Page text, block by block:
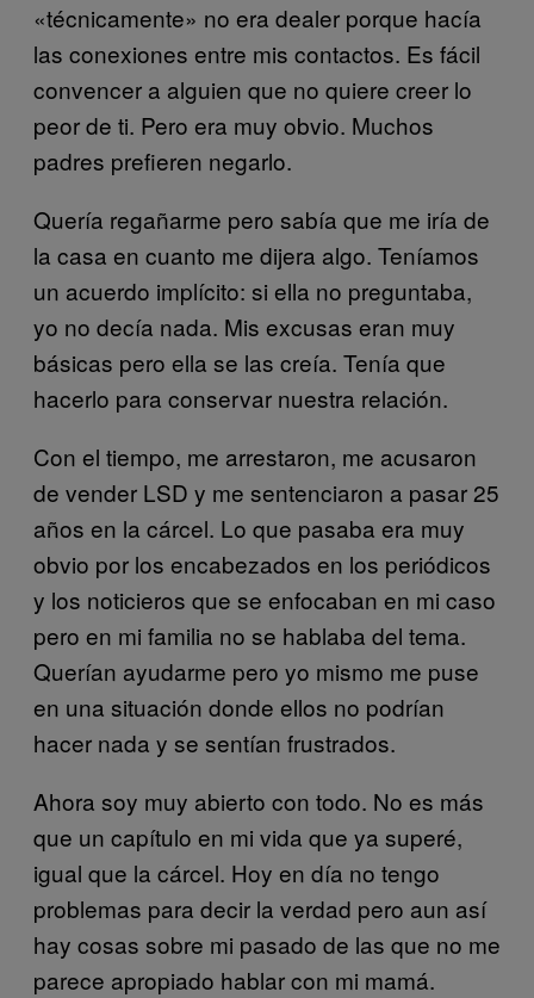
«técnicamente» no era dealer porque hacía
las conexiones entre mis contactos. Es fácil
convencer a alguien que no quiere creer lo
peor de ti. Pero era muy obvio. Muchos
padres prefieren negarlo.
Quería regañarme pero sabía que me iría de
la casa en cuanto me dijera algo. Teníamos
un acuerdo implícito: si ella no preguntaba,
yo no decía nada. Mis excusas eran muy
básicas pero ella se las creía. Tenía que
hacerlo para conservar nuestra relación.
Con el tiempo, me arrestaron, me acusaron
de vender LSD y me sentenciaron a pasar 25
años en la cárcel. Lo que pasaba era muy
obvio por los encabezados en los periódicos
y los noticieros que se enfocaban en mi caso
pero en mi familia no se hablaba del tema.
Querían ayudarme pero yo mismo me puse
en una situación donde ellos no podrían
hacer nada y se sentían frustrados.
Ahora soy muy abierto con todo. No es más
que un capítulo en mi vida que ya superé,
igual que la cárcel. Hoy en día no tengo
problemas para decir la verdad pero aun así
hay cosas sobre mi pasado de las que no me
parece apropiado hablar con mi mamá.